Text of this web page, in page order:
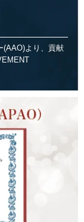
(AAO)より、貢献